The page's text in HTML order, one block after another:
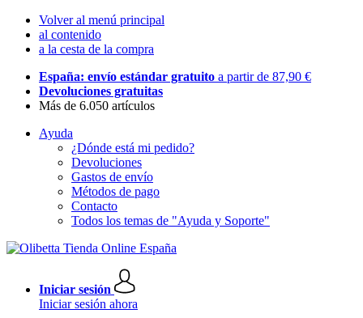
Volver al menú principal
al contenido
a la cesta de la compra
España: envío estándar gratuito a partir de 87,90 €
Devoluciones gratuitas
Más de 6.050 artículos
Ayuda
¿Dónde está mi pedido?
Devoluciones
Gastos de envío
Métodos de pago
Contacto
Todos los temas de "Ayuda y Soporte"
Iniciar sesión
Iniciar sesión ahora